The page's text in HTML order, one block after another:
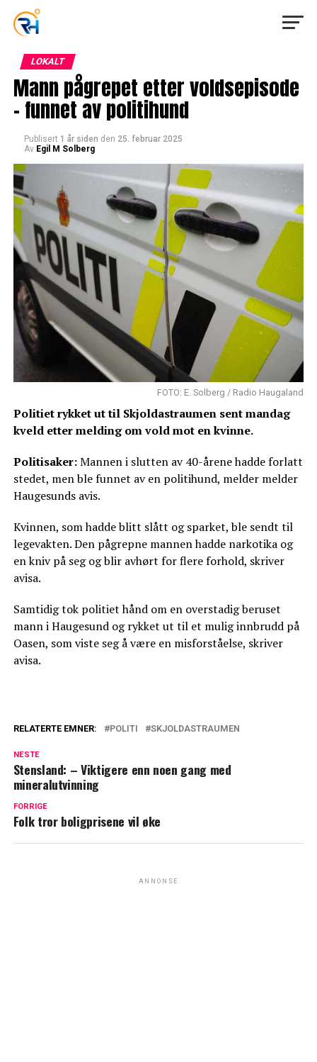
LOKALT
Mann pågrepet etter voldsepisode
– funnet av politihund
Publisert 1 år siden den 25. februar 2025
Av Egil M Solberg
FOTO: E. Solberg / Radio Haugaland
Politiet rykket ut til Skjoldastraumen sent mandag
kveld etter melding om vold mot en kvinne.
Politisaker:Mannen i slutten av 40-årene hadde forlatt
stedet, men ble funnet av en politihund, melder melder
Haugesunds avis.
Kvinnen, som hadde blitt slått og sparket, ble sendt til
legevakten. Den pågrepne mannen hadde narkotika og
en kniv på seg og blir avhørt for flere forhold, skriver
avisa.
Samtidig tok politiet hånd om en overstadig beruset
mann i Haugesund og rykket ut til et mulig innbrudd på
Oasen, som viste seg å være en misforståelse, skriver
avisa.
RELATERTE EMNER: POLITI SKJOLDASTRAUMEN
NESTE
Stensland: – Viktigere enn noen gang med
mineralutvinning
FORRIGE
Folk tror boligprisene vil øke
ANNONSE